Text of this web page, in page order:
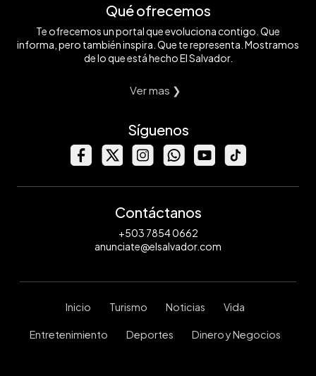
Qué ofrecemos
Te ofrecemos un portal que evoluciona contigo. Que
informa, pero también inspira. Que te representa. Mostramos
de lo que está hecho El Salvador.
Ver mas ❯
Síguenos
Contáctanos
+503 7854 0662
anunciate@elsalvador.com
Inicio Turismo Noticias Vida
Entretenimiento Deportes Dinero y Negocios